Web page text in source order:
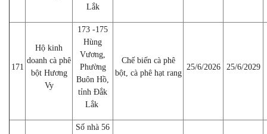
Lắk
171
Hộ kinh
doanh cà phê
bột Hương
Vy
173 -175
Hùng
Vương,
Phường
Buôn Hồ,
tỉnh Đắk
Lắk
Chế biến cà phê
bột, cà phê hạt rang
25/6/2026 25/6/2029
Số nhà 56